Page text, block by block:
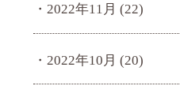
2022年11月 (22)
2022年10月 (20)